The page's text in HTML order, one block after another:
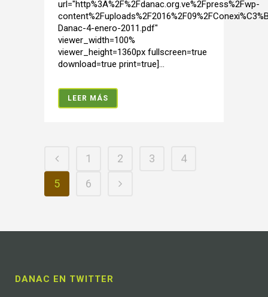
url="http%3A%2F%2Fdanac.org.ve%2Fpress%2Fwp-
Danac-4-enero-2011.pdf"
viewer_width=100%
viewer_height=1360px fullscreen=true
download=true print=true]...
LEER MÁS
1 2 3
4
5
6
DANAC EN TWITTER